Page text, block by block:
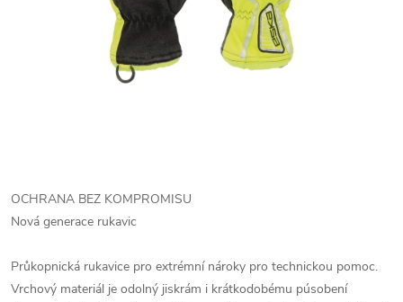
OCHRANA BEZ KOMPROMISU
Nová generace rukavic
Průkopnická rukavice pro extrémní nároky pro technickou pomoc.
Vrchový materiál je odolný jiskrám i krátkodobému púsobení